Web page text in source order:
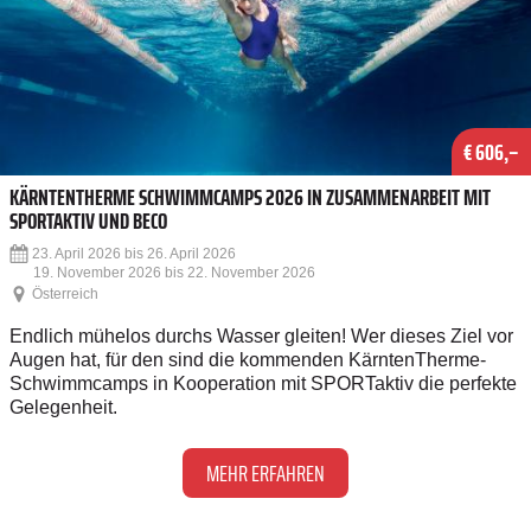
€ 606,–
KÄRNTENTHERME SCHWIMMCAMPS 2026 IN ZUSAMMENARBEIT MIT
SPORTAKTIV UND BECO
23. April 2026 bis 26. April 2026
19. November 2026 bis 22. November 2026
Österreich
Endlich mühelos durchs Wasser gleiten! Wer dieses Ziel vor
Augen hat, für den sind die kommenden KärntenTherme-
Schwimmcamps in Kooperation mit SPORTaktiv die perfekte
Gelegenheit.
MEHR ERFAHREN